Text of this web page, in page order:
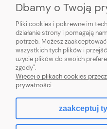
PŁATNOŚCI I DOSTAWA
INFORMACJE
O NAS
Dbamy o Twoją
Pliki cookies i pokrewne im
działanie strony i pomagają
potrzeb. Możesz
wszystkich tych plików i
użycie plików do swoich
zgody".
Więcej o plikach cookies
prywatności.
zaakceptuj